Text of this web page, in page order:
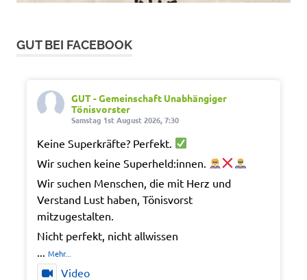
GUT BEI FACEBOOK
GUT - Gemeinschaft Unabhängiger
Tönisvorster
Samstag 1st August 2026, 7:30
Keine Superkräfte? Perfekt.
Wir suchen keine Superheld:innen.
Wir suchen Menschen, die mit Herz und
Verstand Lust haben, Tönisvorst
mitzugestalten.
Nicht perfekt, nicht allwissen
Mehr...
Video